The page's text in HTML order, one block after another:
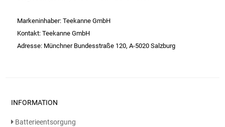
Haushaltshelfer
Kaffee
Markeninhaber: Teekanne GmbH
Kontakt: Teekanne GmbH
Adresse: Münchner Bundesstraße 120, A-5020 Salzburg
INFORMATION
Batterieentsorgung